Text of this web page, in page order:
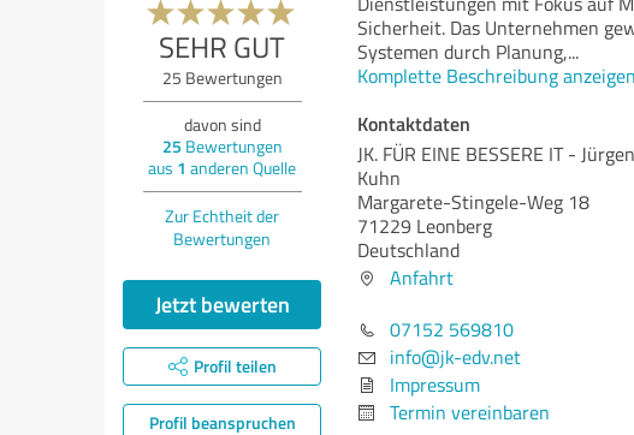
SEHR GUT
25 Bewertungen
davon sind
25 Bewertungen
aus 1 anderen Quelle
Zur Echtheit der
Bewertungen
Jetzt bewerten
Profil teilen
Profil beanspruchen
Sicherheit. Das Unternehmen
Systemen durch Planung,...
Komplette Beschreibung anzeigen
Kontaktdaten
JK. FÜR EINE BESSERE IT - Jürgen
Kuhn
Margarete-Stingele-Weg 18
71229 Leonberg
Deutschland
Anfahrt
07152 569810
info@jk-edv.net
Impressum
Termin vereinbaren